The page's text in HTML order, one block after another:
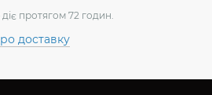
протягом 72 годин.
доставку